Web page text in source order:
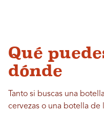
Qué
dónde
Tanto si buscas una
cervezas o una botella de